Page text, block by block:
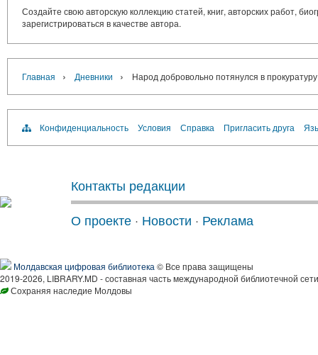
Создайте свою авторскую коллекцию статей, книг, авторских работ,
зарегистрироваться в качестве автора.
Главная › Дневники › Народ добровольно потянулся в прокуратуру
Конфиденциальность Условия Справка Пригласить друга
Контакты редакции
О проекте · Новости · Реклама
Молдавская цифровая библиотека © Все права защищены
2019-2026, LIBRARY.MD - составная часть международной библиотечной
Сохраняя наследие Молдовы